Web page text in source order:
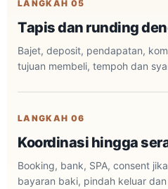
LANGKAH 05
Tapis dan runding
Bajet, deposit, pendapatan,
tujuan membeli, tempoh dan
LANGKAH 06
Koordinasi hingga
Booking, bank, SPA, consent
bayaran baki, pindah keluar